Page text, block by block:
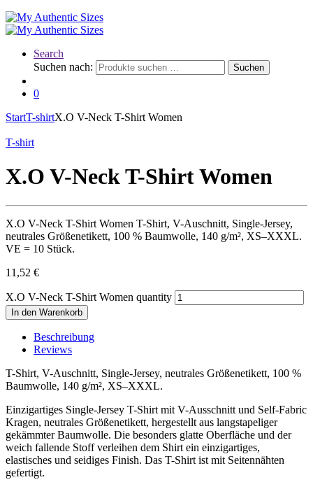
Search
Suchen nach:
Suchen
0
StartT-shirtX.O V-Neck T-Shirt Women
T-shirt
X.O V-Neck T-Shirt Women
X.O V-Neck T-Shirt Women T-Shirt, V-Auschnitt, Single-Jersey,
neutrales Größenetikett, 100 % Baumwolle, 140 g/m², XS–XXXL.
VE = 10 Stück.
11,52 €
X.O V-Neck T-Shirt Women quantity
In den Warenkorb
Beschreibung
Reviews
T-Shirt, V-Auschnitt, Single-Jersey, neutrales Größenetikett, 100 %
Baumwolle, 140 g/m², XS–XXXL.
Einzigartiges Single-Jersey T-Shirt mit V-Ausschnitt und Self-Fabric
Kragen, neutrales Größenetikett, hergestellt aus langstapeliger
gekämmter Baumwolle. Die besonders glatte Oberfläche und der
weich fallende Stoff verleihen dem Shirt ein einzigartiges,
elastisches und seidiges Finish. Das T-Shirt ist mit Seitennähten
gefertigt.